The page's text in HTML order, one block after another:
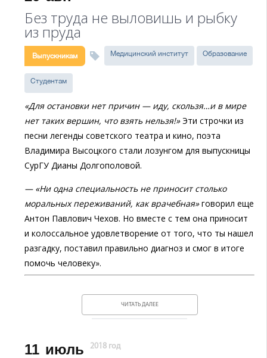
Без труда не выловишь и рыбку
из пруда
Выпускникам Медицинский институт Образование
Студентам
«Для остановки нет причин — иду, скользя…и в мире
нет таких вершин, что взять нельзя!»Эти строчки из
песни легенды советского театра и кино, поэта
Владимира Высоцкого стали лозунгом для выпускницы
СурГУ Дианы Долгополовой.
— «Ни одна специальность не приносит столько
моральных переживаний, как врачебная»говорил еще
Антон Павлович Чехов. Но вместе с тем она приносит
и колоссальное удовлетворение от того, что ты нашел
разгадку, поставил правильно диагноз и смог в итоге
помочь человеку».
ЧИТАТЬ ДАЛЕЕ
11 июль 2018 год